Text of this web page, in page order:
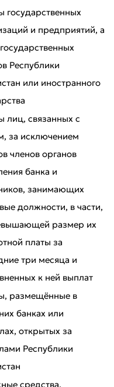
Отлично
государственных
и предприятий, а
Республики
или иностранного
лиц, связанных с
за исключением
членов органов
банка и
занимающих
должности, в части,
размер их
платы за
три месяца и
к ней выплат
размещённые в
банках или
открытых за
Республики
средства,